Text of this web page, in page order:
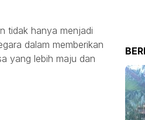
tidak hanya menjadi
dalam memberikan
yang lebih maju dan